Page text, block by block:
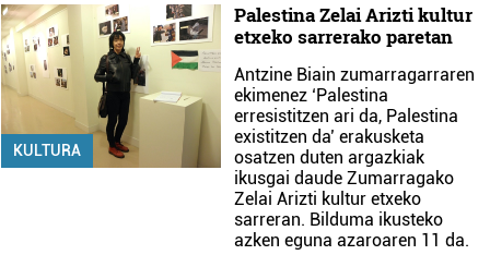
KULTURA
Palestina Zelai Arizti kultur
etxeko sarrerako paretan
Antzine Biain zumarragarraren
ekimenez ‘Palestina
erresistitzen ari da, Palestina
existitzen da’ erakusketa
osatzen duten argazkiak
ikusgai daude Zumarragako
Zelai Arizti kultur etxeko
sarreran. Bilduma ikusteko
azken eguna azaroaren 11 da.